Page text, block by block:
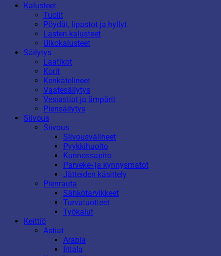
Kalusteet
Tuolit
Pöydät, lipastot ja hyllyt
Lasten kalusteet
Ulkokalusteet
Säilytys
Laatikot
Korit
Kenkätelineet
Vaatesäilytys
Vesiastiat ja ämpärit
Piensäilytys
Siivous
Siivous
Siivousvälineet
Pyykkihuolto
Kunnossapito
Parveke- ja kynnysmatot
Jätteiden käsittely
Pienrauta
Sähkötarvikkeet
Turvatuotteet
Työkalut
Keittiö
Astiat
Arabia
Iittala